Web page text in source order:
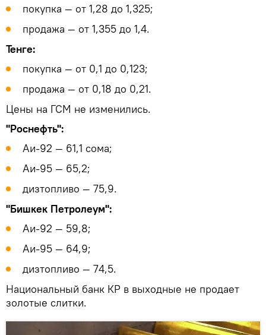
покупка — от 1,28 до 1,325;
продажа — от 1,355 до 1,4.
Тенге:
покупка — от 0,1 до 0,123;
продажа — от 0,18 до 0,21.
Цены на ГСМ не изменились.
"Роснефть":
Аи-92 — 61,1 сома;
Аи-95 — 65,2;
дизтопливо — 75,9.
"Бишкек Петролеум":
Аи-92 — 59,8;
Аи-95 — 64,9;
дизтопливо — 74,5.
Национальный банк КР в выходные не продает
золотые слитки.